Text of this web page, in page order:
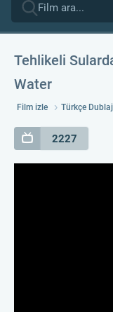
Tehlikeli
Water
Film izle Türkçe Dublaj
2227